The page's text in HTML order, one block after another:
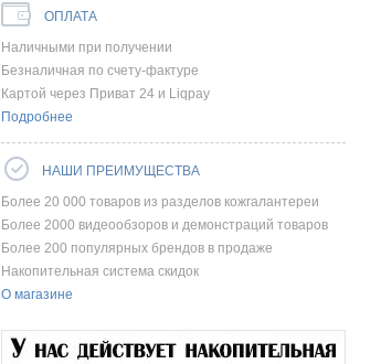
ОПЛАТА
Наличными при получении
Безналичная по счету-фактуре
Картой через Приват 24 и Liqpay
Подробнее
НАШИ ПРЕИМУЩЕСТВА
Более 20 000 товаров из разделов кожгалантереи
Более 2000 видеообзоров и демонстраций товаров
Более 200 популярных брендов в продаже
Накопительная система скидок
О магазине